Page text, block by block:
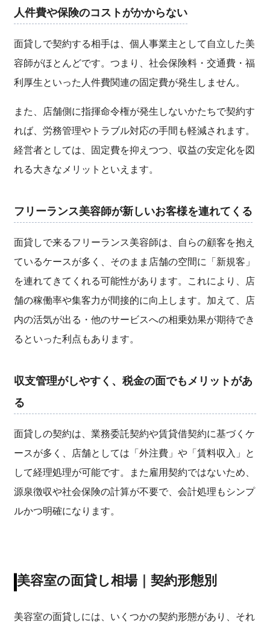
人件費や保険のコストがかからない
面貸しで契約する相手は、個人事業主として自立した美
容師がほとんどです。つまり、社会保険料・交通費・福
利厚生といった人件費関連の固定費が発生しません。
また、店舗側に指揮命令権が発生しないかたちで契約す
れば、労務管理やトラブル対応の手間も軽減されます。
経営者としては、固定費を抑えつつ、収益の安定化を図
れる大きなメリットといえます。
フリーランス美容師が新しいお客様を連れてくる
面貸しで来るフリーランス美容師は、自らの顧客を抱え
ているケースが多く、そのまま店舗の空間に「新規客」
を連れてきてくれる可能性があります。これにより、店
舗の稼働率や集客力が間接的に向上します。加えて、店
内の活気が出る・他のサービスへの相乗効果が期待でき
るといった利点もあります。
収支管理がしやすく、税金の面でもメリットがあ
る
面貸しの契約は、業務委託契約や賃貸借契約に基づくケ
ースが多く、店舗としては「外注費」や「賃料収入」と
して経理処理が可能です。また雇用契約ではないため、
源泉徴収や社会保険の計算が不要で、会計処理もシンプ
ルかつ明確になります。
美容室の面貸し相場｜契約形態別
美容室の面貸しには、いくつかの契約形態があり、それ